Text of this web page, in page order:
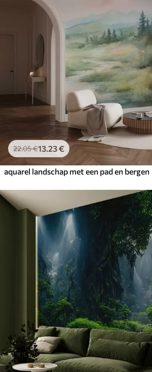
22.05€13 .23€
aquarel landschap met een pad en bergen